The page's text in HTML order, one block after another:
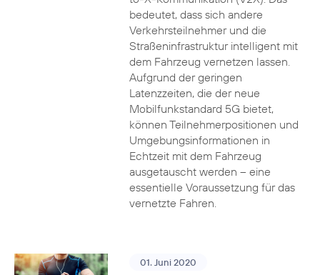
bedeutet, dass sich andere
Verkehrsteilnehmer und die
Straßeninfrastruktur intelligent mit
dem Fahrzeug vernetzen lassen.
Aufgrund der geringen
Latenzzeiten, die der neue
Mobilfunkstandard 5G bietet,
können Teilnehmerpositionen und
Umgebungsinformationen in
Echtzeit mit dem Fahrzeug
ausgetauscht werden – eine
essentielle Voraussetzung für das
vernetzte Fahren.
01. Juni 2020